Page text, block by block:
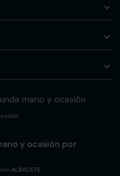
mano y ocasión
y ocasión por
ALBACETE